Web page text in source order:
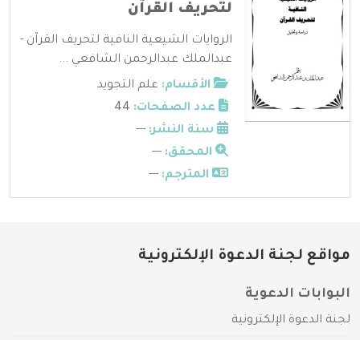
لتحريف القرآن
الروايات الشيعية النافية لتحريف القرآن -
عبدالملك عبدالرحمن الشافعي ...
الأقسام: علم التجويد
عدد الصفحات:
سنة النشر: ---
المحقق: ---
المترجم: ---
مواقع لجنة الدعوة الإلكترونية
البوابات الدعوية
لجنة الدعوة الإلكترونية